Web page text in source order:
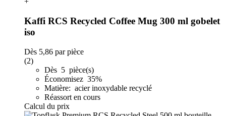
Kaffi RCS Recycled Coffee Mug 300 ml gobelet
iso
Dès 5,86 par pièce
(2)
Dès 5 pièce(s)
Économisez 35%
Matière: acier inoxydable recyclé
Réassort en cours
Calcul du prix